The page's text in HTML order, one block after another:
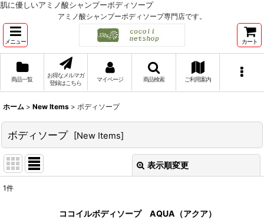
肌に優しいアミノ酸シャンプーボディソープ
アミノ酸シャンプーボディソープ専門店です。
メニュー カート
商品一覧
お得なメルマガ
登録はこちら
マイページ 商品検索 ご利用案内
ホーム > New Items > ボディソープ
ボディソープ [New Items]
表示順変更
1件
ココイルボディソープ AQUA（アクア）